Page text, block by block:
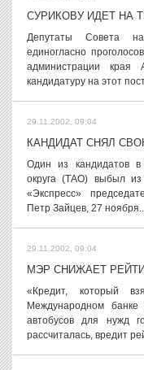
СУРИКОВУ ИДЕТ НА
Депутаты Совета
единогласно
администрации края
кандидатуру на этот
29.11.2002, 09:04
КАНДИДАТ СНЯЛ
Один из кандидатов в
округа (ТАО) выбыл
«Экспресс»
Петр Зайцев, 27
29.11.2002, 09:04
МЭР СНИЖАЕТ
«Кредит, который
Международном банке
автобусов для нужд
рассчиталась, вредит